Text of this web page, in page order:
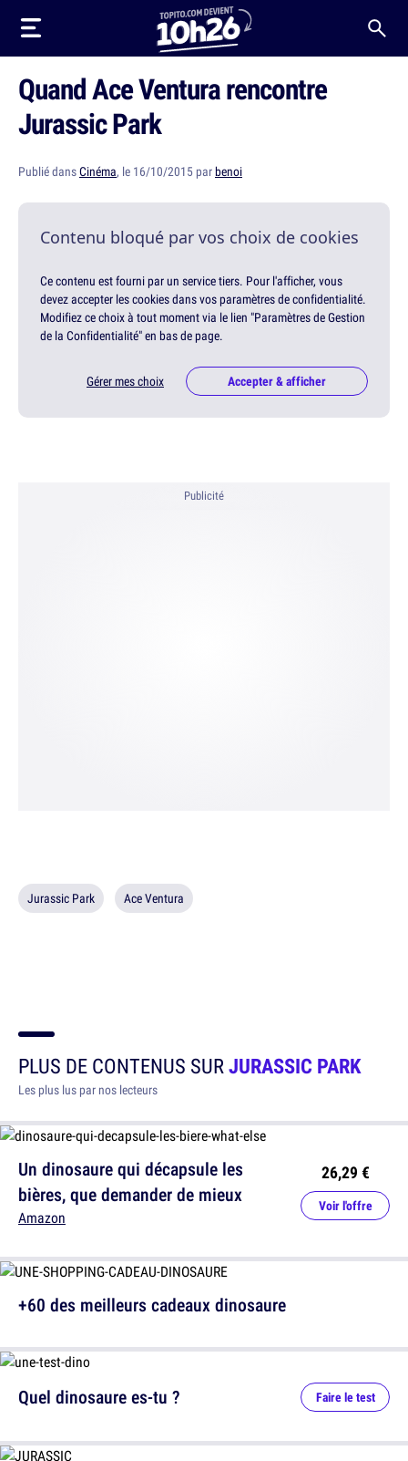
Quand Ace Ventura rencontre
Jurassic Park
Publié dansCinéma, le 16/10/2015 parbenoi
Contenu bloqué par vos choix de cookies
Ce contenu est fourni par un service tiers. Pour l'afficher, vous
devez accepter les cookies dans vos paramètres de confidentialité.
Modifiez ce choix à tout moment via le lien "Paramètres de Gestion
de la Confidentialité" en bas de page.
Gérer mes choix Accepter & afficher
Publicité
Jurassic Park Ace Ventura
PLUS DE CONTENUS SURJURASSIC PARK
Les plus lus par nos lecteurs
Un dinosaure qui décapsule les
bières, que demander de mieux
Amazon
26,29 €
Voir l'offre
Quel dinosaure es-tu ? Faire le test
+60 des meilleurs cadeaux dinosaure